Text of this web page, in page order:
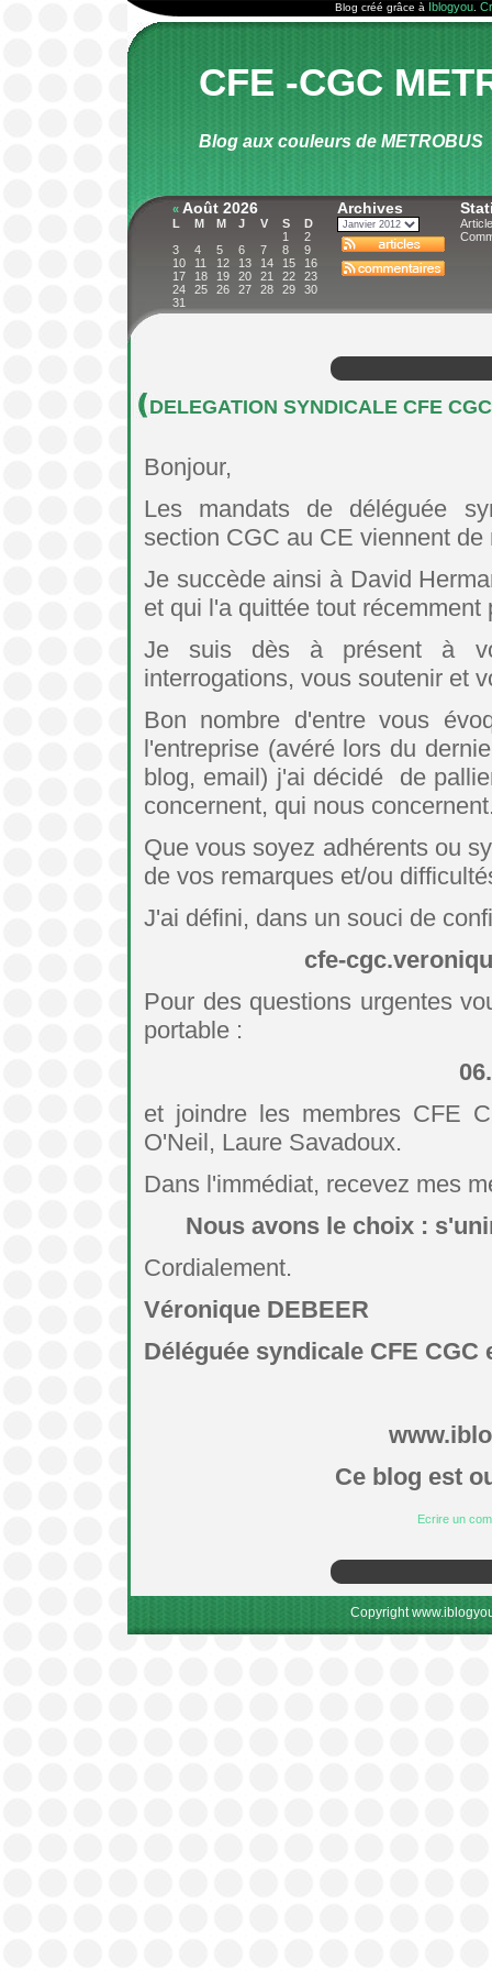
Blog créé grâce à Iblogyou
CFE -CGC
Blog aux couleurs de METROBUS
« Août 2026
L M M J V S
D
1
2
3
4 5 6 7 8
9
10
11 12 13 14 15
16
17
18 19 20 21 22
23
24
25 26 27 28 29
30
31
Archives
DELEGATION SYNDICALE CFE
Bonjour,
Les mandats de déléguée
section CGC au CE viennent de
Je succède ainsi à David
et qui l'a quittée tout
Je suis dès à présent à
interrogations, vous soutenir et
Bon nombre d'entre vous
l'entreprise (avéré lors du
blog, email) j'ai décidé de
concernent, qui nous
Que vous soyez adhérents ou
de vos remarques et/ou
J'ai défini, dans un souci de
cfe-
Pour des questions urgentes
portable :
et joindre les membres CFE
O'Neil, Laure Savadoux.
Dans l'immédiat, recevez mes
Nous avons le choix :
Cordialement.
Véronique DEBEER
Déléguée syndicale CFE
Ce blog est
Ecrire un
Copyright